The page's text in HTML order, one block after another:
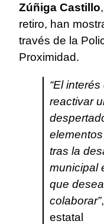
Zúñiga Castillo
retiro, han
través de la
Proximidad.
“El
reactivar
tras la
municipal
que
colaborar”
estatal